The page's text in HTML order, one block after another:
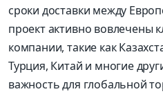
сроки доставки между
проект активно вовлечены
компании, такие как
Турция, Китай и многие
важность для глобальной